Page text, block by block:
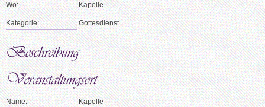
Wo: Kapelle
Kategorie: Gottesdienst
Name: Kapelle